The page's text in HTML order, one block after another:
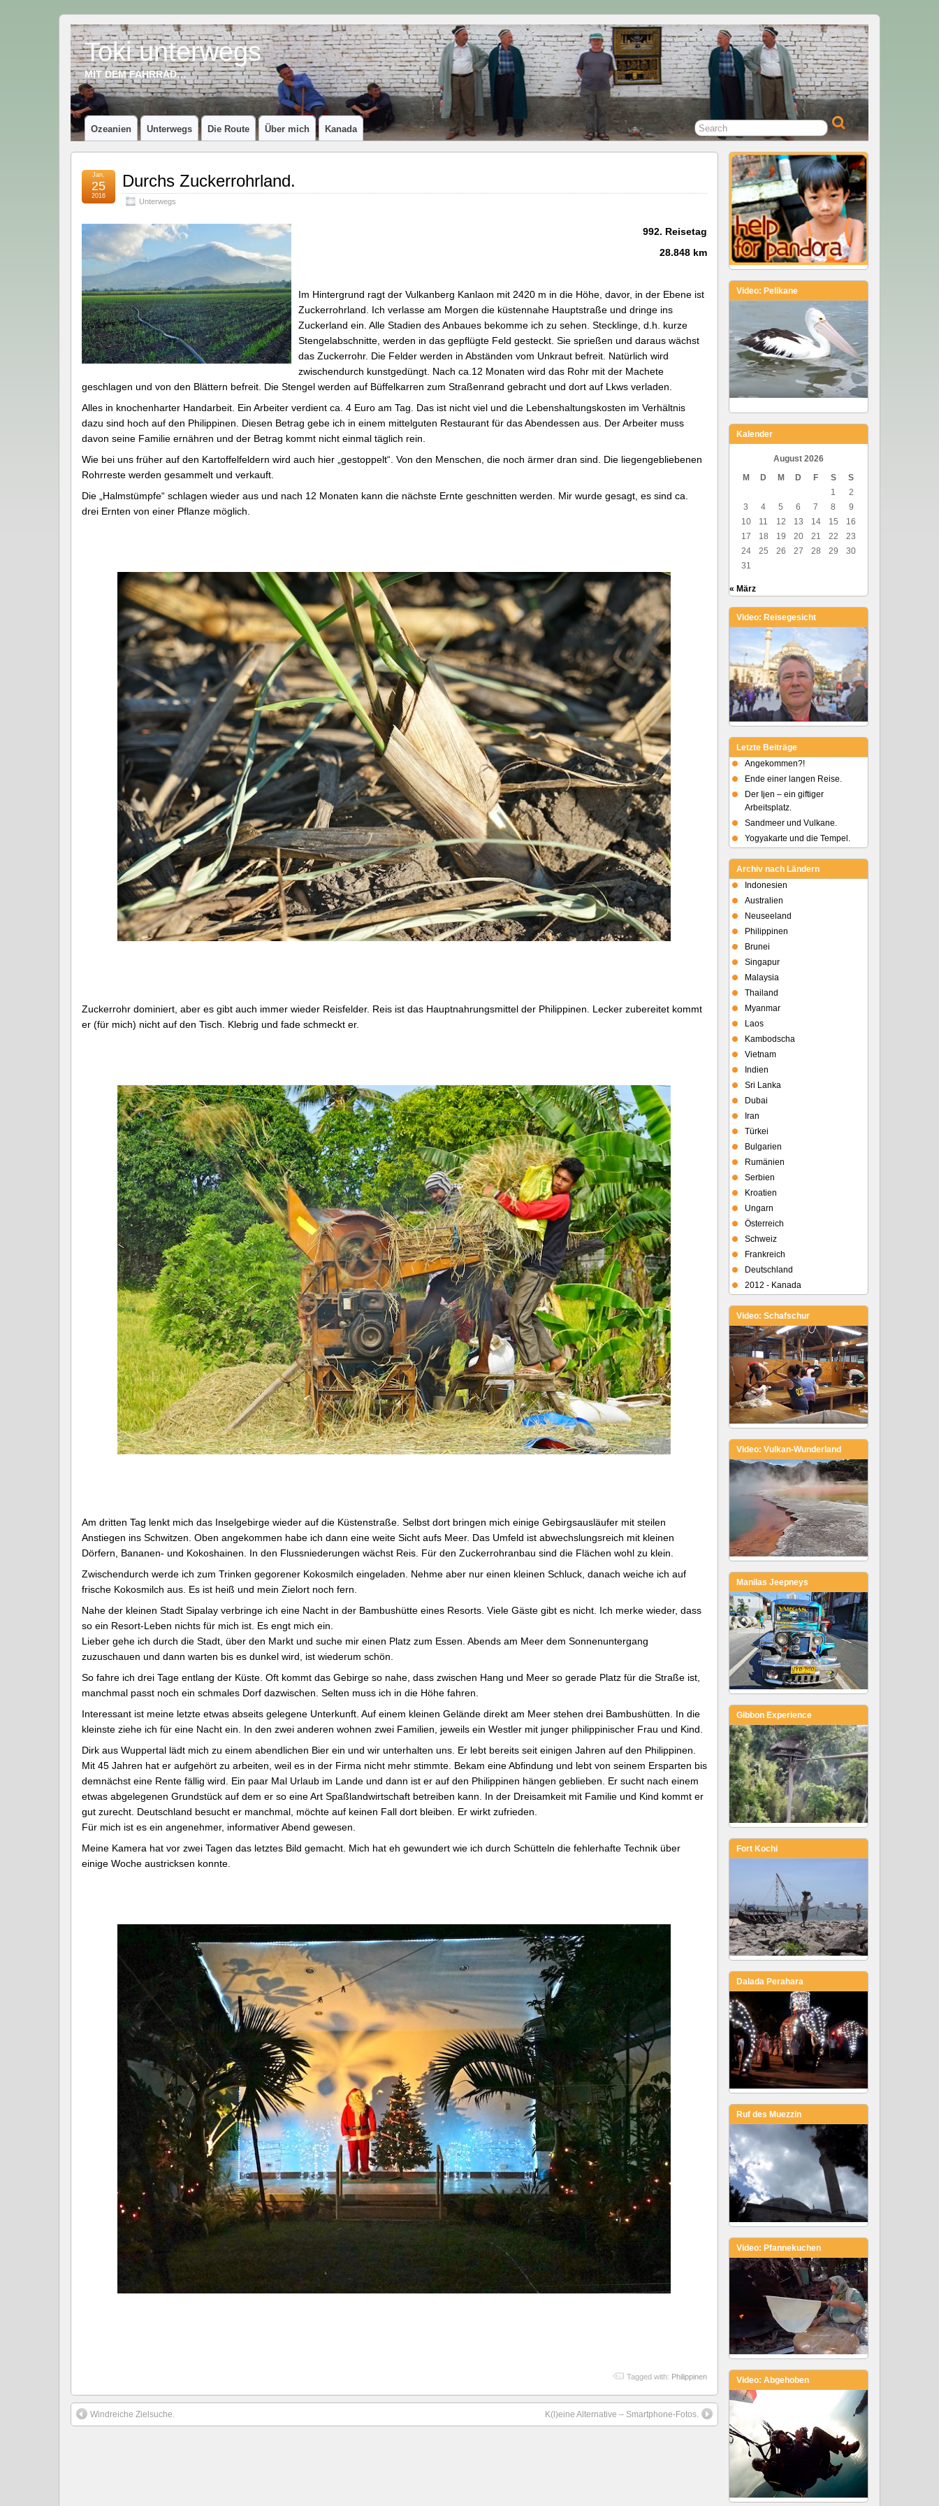
Toki unterwegs
MIT DEM FAHRRAD…
Ozeanien Unterwegs Die Route Über mich Kanada
Durchs Zuckerrohrland.
Unterwegs
Jan.
25
2016
992. Reisetag
28.848 km
Im Hintergrund ragt der Vulkanberg Kanlaon mit 2420 m in die Höhe, davor, in der Ebene ist
Zuckerrohrland. Ich verlasse am Morgen die küstennahe Hauptstraße und dringe ins
Zuckerland ein. Alle Stadien des Anbaues bekomme ich zu sehen. Stecklinge, d.h. kurze
Stengelabschnitte, werden in das gepflügte Feld gesteckt. Sie sprießen und daraus wächst
das Zuckerrohr. Die Felder werden in Abständen vom Unkraut befreit. Natürlich wird
zwischendurch kunstgedüngt. Nach ca.12 Monaten wird das Rohr mit der Machete
geschlagen und von den Blättern befreit. Die Stengel werden auf Büffelkarren zum Straßenrand gebracht und dort auf Lkws verladen.
Alles in knochenharter Handarbeit. Ein Arbeiter verdient ca. 4 Euro am Tag. Das ist nicht viel und die Lebenshaltungskosten im Verhältnis
dazu sind hoch auf den Philippinen. Diesen Betrag gebe ich in einem mittelguten Restaurant für das Abendessen aus. Der Arbeiter muss
davon seine Familie ernähren und der Betrag kommt nicht einmal täglich rein.
Wie bei uns früher auf den Kartoffelfeldern wird auch hier „gestoppelt“. Von den Menschen, die noch ärmer dran sind. Die liegengebliebenen
Rohrreste werden gesammelt und verkauft.
Die „Halmstümpfe“ schlagen wieder aus und nach 12 Monaten kann die nächste Ernte geschnitten werden. Mir wurde gesagt, es sind ca.
drei Ernten von einer Pflanze möglich.
Zuckerrohr dominiert, aber es gibt auch immer wieder Reisfelder. Reis ist das Hauptnahrungsmittel der Philippinen. Lecker zubereitet kommt
er (für mich) nicht auf den Tisch. Klebrig und fade schmeckt er.
Am dritten Tag lenkt mich das Inselgebirge wieder auf die Küstenstraße. Selbst dort bringen mich einige Gebirgsausläufer mit steilen
Anstiegen ins Schwitzen. Oben angekommen habe ich dann eine weite Sicht aufs Meer. Das Umfeld ist abwechslungsreich mit kleinen
Dörfern, Bananen- und Kokoshainen. In den Flussniederungen wächst Reis. Für den Zuckerrohranbau sind die Flächen wohl zu klein.
Zwischendurch werde ich zum Trinken gegorener Kokosmilch eingeladen. Nehme aber nur einen kleinen Schluck, danach weiche ich auf
frische Kokosmilch aus. Es ist heiß und mein Zielort noch fern.
Nahe der kleinen Stadt Sipalay verbringe ich eine Nacht in der Bambushütte eines Resorts. Viele Gäste gibt es nicht. Ich merke wieder, dass
so ein Resort-Leben nichts für mich ist. Es engt mich ein.
Lieber gehe ich durch die Stadt, über den Markt und suche mir einen Platz zum Essen. Abends am Meer dem Sonnenuntergang
zuzuschauen und dann warten bis es dunkel wird, ist wiederum schön.
So fahre ich drei Tage entlang der Küste. Oft kommt das Gebirge so nahe, dass zwischen Hang und Meer so gerade Platz für die Straße ist,
manchmal passt noch ein schmales Dorf dazwischen. Selten muss ich in die Höhe fahren.
Interessant ist meine letzte etwas abseits gelegene Unterkunft. Auf einem kleinen Gelände direkt am Meer stehen drei Bambushütten. In die
kleinste ziehe ich für eine Nacht ein. In den zwei anderen wohnen zwei Familien, jeweils ein Westler mit junger philippinischer Frau und Kind.
Dirk aus Wuppertal lädt mich zu einem abendlichen Bier ein und wir unterhalten uns. Er lebt bereits seit einigen Jahren auf den Philippinen.
Mit 45 Jahren hat er aufgehört zu arbeiten, weil es in der Firma nicht mehr stimmte. Bekam eine Abfindung und lebt von seinem Ersparten bis
demnächst eine Rente fällig wird. Ein paar Mal Urlaub im Lande und dann ist er auf den Philippinen hängen geblieben. Er sucht nach einem
etwas abgelegenen Grundstück auf dem er so eine Art Spaßlandwirtschaft betreiben kann. In der Dreisamkeit mit Familie und Kind kommt er
gut zurecht. Deutschland besucht er manchmal, möchte auf keinen Fall dort bleiben. Er wirkt zufrieden.
Für mich ist es ein angenehmer, informativer Abend gewesen.
Meine Kamera hat vor zwei Tagen das letztes Bild gemacht. Mich hat eh gewundert wie ich durch Schütteln die fehlerhafte Technik über
einige Woche austricksen konnte.
Tagged with: Philippinen
Windreiche Zielsuche. K(l)eine Alternative – Smartphone-Fotos.
Video: Pelikane
Kalender
August 2026
M
D M D F S
S
1
2
3
4 5 6 7 8
9
10
11 12 13 14 15
16
17
18 19 20 21 22
23
24
25 26 27 28 29
30
31
« März
Video: Reisegesicht
Letzte Beiträge
Angekommen?!
Ende einer langen Reise.
Der Ijen – ein giftiger
Arbeitsplatz.
Sandmeer und Vulkane.
Yogyakarte und die Tempel.
Archiv nach Ländern
Indonesien
Australien
Neuseeland
Philippinen
Brunei
Singapur
Malaysia
Thailand
Myanmar
Laos
Kambodscha
Vietnam
Indien
Sri Lanka
Dubai
Iran
Türkei
Bulgarien
Rumänien
Serbien
Kroatien
Ungarn
Österreich
Schweiz
Frankreich
Deutschland
2012 - Kanada
Video: Schafschur
Video: Vulkan-Wunderland
Manilas Jeepneys
Gibbon Experience
Fort Kochi
Dalada Perahara
Ruf des Muezzin
Video: Pfannekuchen
Video: Abgehoben